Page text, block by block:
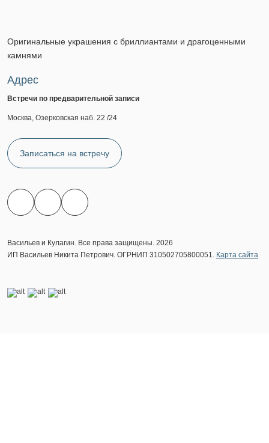
Оригинальные украшения с бриллиантами и драгоценными
камнями
Адрес
Встречи по предварительной записи
Москва, Озерковская наб. 22 /24
Записаться на встречу
Васильев и Кулагин. Все права защищены. 2026
ИП Васильев Никита Петрович. ОГРНИП 310502705800051. Карта сайта